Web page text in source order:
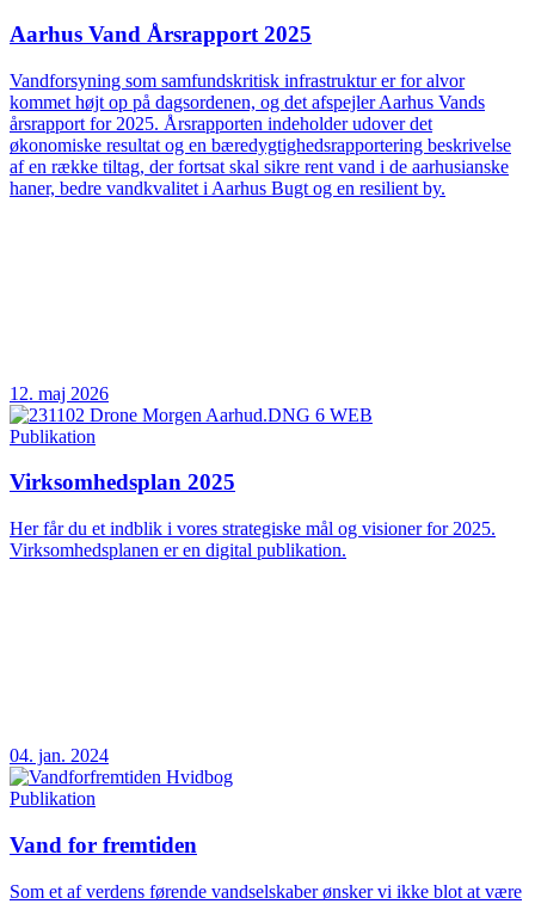
Aarhus Vand Årsrapport 2025
Vandforsyning som samfundskritisk infrastruktur er for alvor
kommet højt op på dagsordenen, og det afspejler Aarhus Vands
årsrapport for 2025. Årsrapporten indeholder udover det
økonomiske resultat og en bæredygtighedsrapportering beskrivelse
af en række tiltag, der fortsat skal sikre rent vand i de aarhusianske
haner, bedre vandkvalitet i Aarhus Bugt og en resilient by.
12. maj 2026
Publikation
Virksomhedsplan 2025
Her får du et indblik i vores strategiske mål og visioner for 2025.
Virksomhedsplanen er en digital publikation.
04. jan. 2024
Publikation
Vand for fremtiden
Som et af verdens førende vandselskaber ønsker vi ikke blot at være